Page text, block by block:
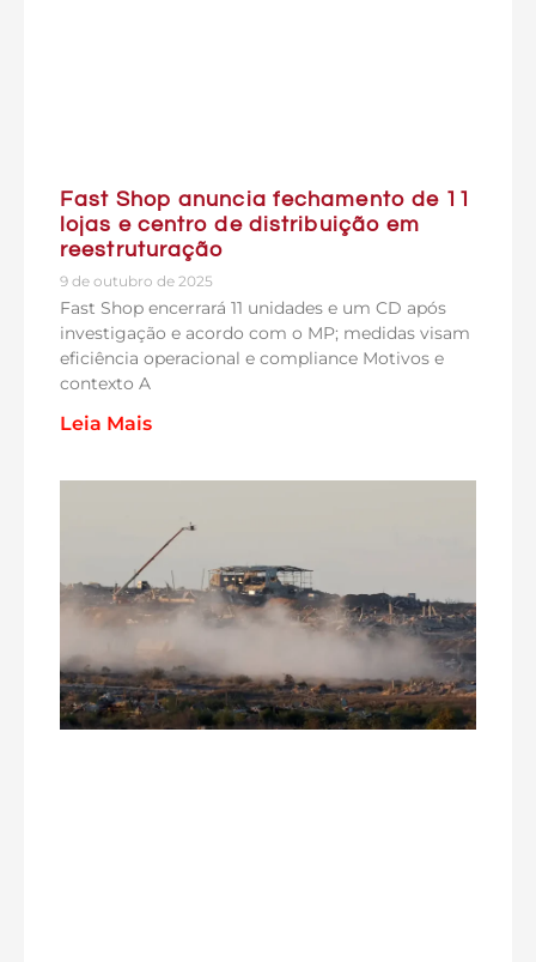
Fast Shop anuncia fechamento de 11
lojas e centro de distribuição em
reestruturação
9 de outubro de 2025
Fast Shop encerrará 11 unidades e um CD após
investigação e acordo com o MP; medidas visam
eficiência operacional e compliance Motivos e
contexto A
Leia Mais